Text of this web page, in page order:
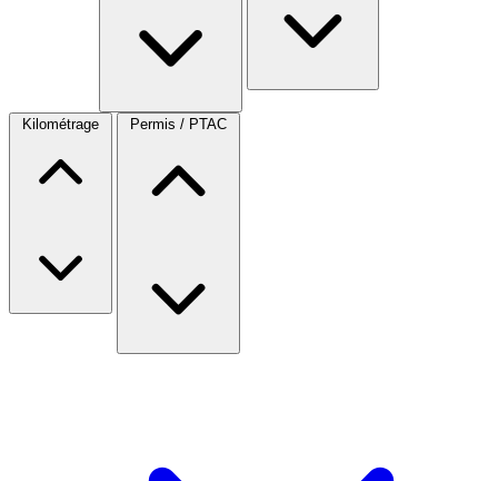
Kilométrage Permis / PTAC